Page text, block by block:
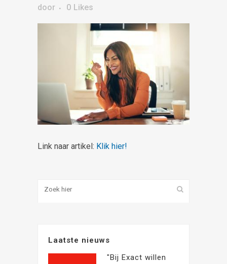
door
0 Likes
Link naar artikel: Klik hier!
Laatste nieuws
"Bij Exact willen